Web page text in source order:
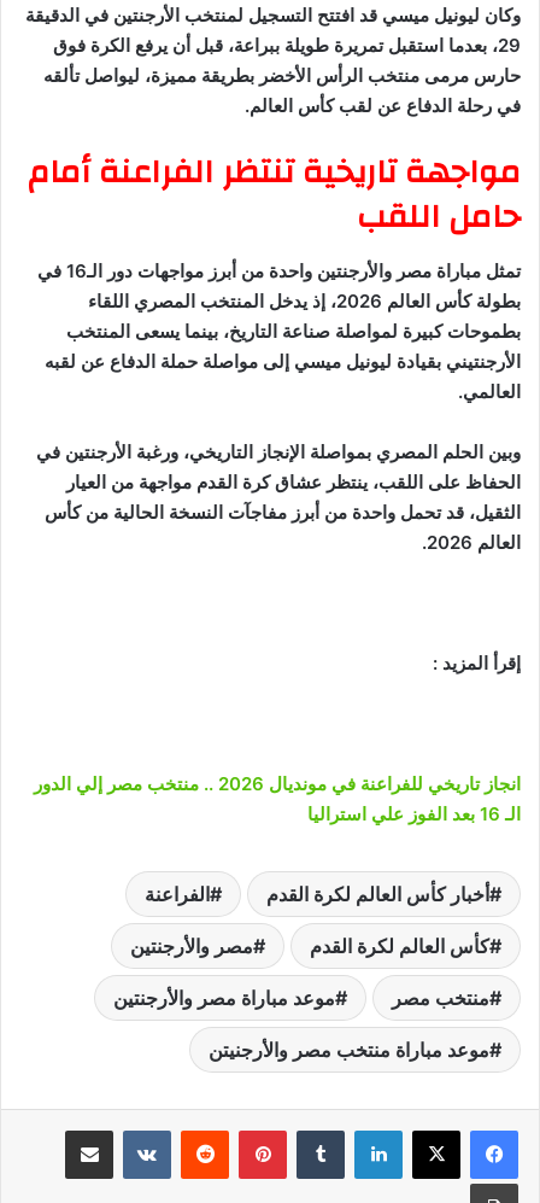
وكان ليونيل ميسي قد افتتح التسجيل لمنتخب الأرجنتين في الدقيقة
29، بعدما استقبل تمريرة طويلة ببراعة، قبل أن يرفع الكرة فوق
حارس مرمى منتخب الرأس الأخضر بطريقة مميزة، ليواصل تألقه
في رحلة الدفاع عن لقب كأس العالم.
مواجهة تاريخية تنتظر الفراعنة أمام
حامل اللقب
تمثل مباراة مصر والأرجنتين واحدة من أبرز مواجهات دور الـ16 في
بطولة كأس العالم 2026، إذ يدخل المنتخب المصري اللقاء
بطموحات كبيرة لمواصلة صناعة التاريخ، بينما يسعى المنتخب
الأرجنتيني بقيادة ليونيل ميسي إلى مواصلة حملة الدفاع عن لقبه
العالمي.
وبين الحلم المصري بمواصلة الإنجاز التاريخي، ورغبة الأرجنتين في
الحفاظ على اللقب، ينتظر عشاق كرة القدم مواجهة من العيار
الثقيل، قد تحمل واحدة من أبرز مفاجآت النسخة الحالية من كأس
العالم 2026.
إقرأ المزيد :
انجاز تاريخي للفراعنة في مونديال 2026 .. منتخب مصر إلي الدور
الـ 16 بعد الفوز علي استراليا
أخبار كأس العالم لكرة القدم الفراعنة
كأس العالم لكرة القدم مصر والأرجنتين
منتخب مصر موعد مباراة مصر والأرجنتين
موعد مباراة منتخب مصر والأرجنيتن
لينكدإن بينتيريست